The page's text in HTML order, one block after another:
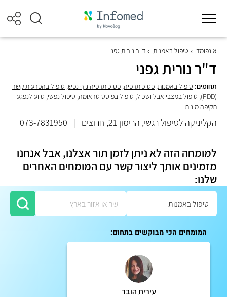
אינפומד טיפול באמנות ד"ר נורית גפני
ד"ר נורית גפני
תחומים: טיפול באמנות, פסיכותרפיה, פסיכותרפיה גוף נפש, טיפול בהפרעות קשר
(PDD)
, טיפול במצבי אבל ושכול, טיפול בפוסט טראומה, טיפול נפשי, סיוע לנפגעי
תקיפה מינית
הקליניקה לטיפול רגשי, הרימון 21, חרוצים |
073-7831950
למומחה הזה לא ניתן לזמן תור אצלנו, אבל אנחנו
מזמינים אותך ליצור קשר עם המומחים האחרים
שלנו:
המומחים הכי מבוקשים בתחום:
עירית הובר